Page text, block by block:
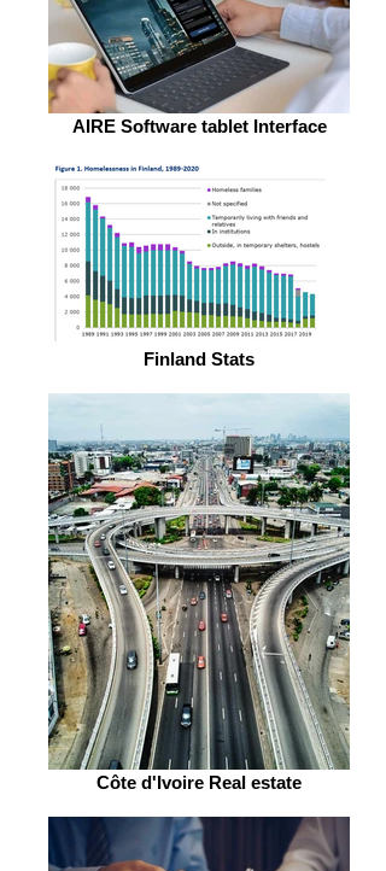
AIRE Software tablet Interface
Finland Stats
Côte d'Ivoire Real estate